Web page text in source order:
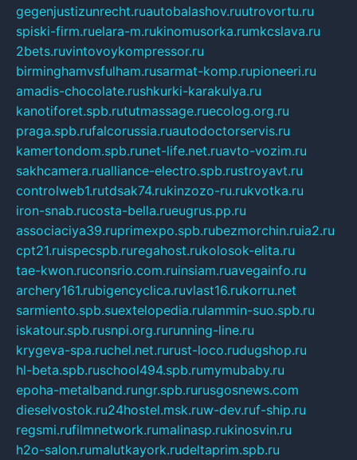
gegenjustizunrecht.ruautobalashov.ruutrovortu.ru
spiski-firm.ruelara-m.rukinomusorka.rumkcslava.ru
2bets.ruvintovoykompressor.ru
birminghamvsfulham.rusarmat-komp.rupioneeri.ru
amadis-chocolate.rushkurki-karakulya.ru
kanotiforet.spb.rututmassage.ruecolog.org.ru
praga.spb.rufalcorussia.ruautodoctorservis.ru
kamertondom.spb.runet-life.net.ruavto-vozim.ru
sakhcamera.rualliance-electro.spb.rustroyavt.ru
controlweb1.rutdsak74.rukinzozo-ru.rukvotka.ru
iron-snab.rucosta-bella.rueugrus.pp.ru
associaciya39.ruprimexpo.spb.rubezmorchin.ruia2.ru
cpt21.ruispecspb.ruregahost.rukolosok-elita.ru
tae-kwon.ruconsrio.com.ruinsiam.ruavegainfo.ru
archery161.rubigencyclica.ruvlast16.rukorru.net
sarmiento.spb.suextelopedia.rulammin-suo.spb.ru
iskatour.spb.rusnpi.org.rurunning-line.ru
krygeva-spa.ruchel.net.rurust-loco.rudugshop.ru
hl-beta.spb.ruschool494.spb.rumymubaby.ru
epoha-metalband.rungr.spb.rurusgosnews.com
dieselvostok.ru24hostel.msk.ruw-dev.ruf-ship.ru
regsmi.rufilmnetwork.rumalinasp.rukinosvin.ru
h2o-salon.rumalutkayork.rudeltaprim.spb.ru